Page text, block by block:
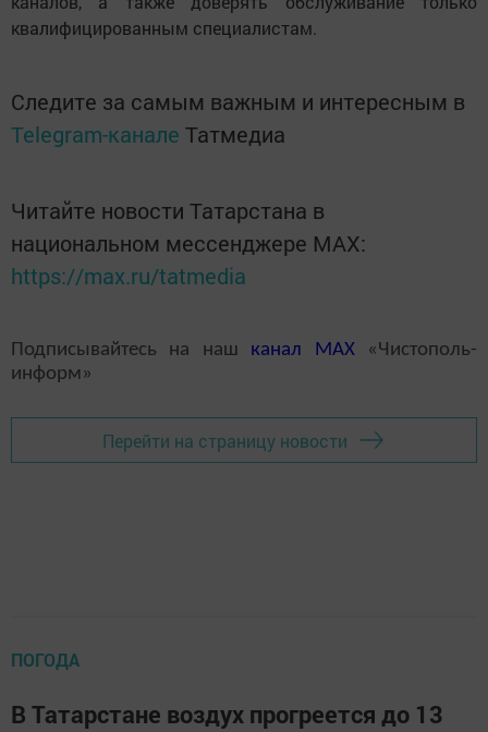
квалифицированным специалистам.
Следите за самым важным и интересным в
Telegram-канале Татмедиа
Читайте новости Татарстана в
национальном мессенджере MАХ:
https://max.ru/tatmedia
Подписывайтесь на наш канал MAX«Чистополь-
информ»
Перейти на страницу новости
ПОГОДА
В Татарстане воздух прогреется до 13